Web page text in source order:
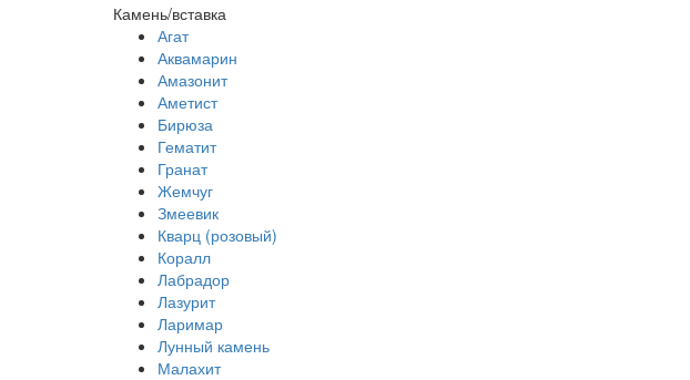
Камень/вставка
Агат
Аквамарин
Амазонит
Аметист
Бирюза
Гематит
Гранат
Жемчуг
Змеевик
Кварц (розовый)
Коралл
Лабрадор
Лазурит
Ларимар
Лунный камень
Малахит